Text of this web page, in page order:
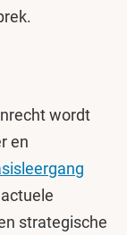
wordt
en
strategische